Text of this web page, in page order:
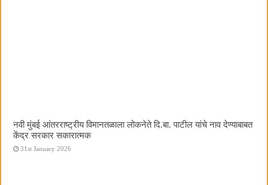
नवी मुंबई आंतरराष्ट्रीय विमानतळाला लोकनेते दि.बा. पाटील यांचे नाव देण्याबाबत
केंद्र सरकार सकारात्मक
31st January 2026